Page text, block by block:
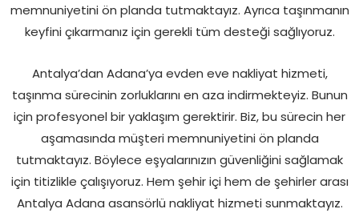
memnuniyetini ön planda tutmaktayız. Ayrıca taşınmanın
keyfini çıkarmanız için gerekli tüm desteği sağlıyoruz.
Antalya’dan Adana’ya evden eve nakliyat hizmeti,
taşınma sürecinin zorluklarını en aza indirmekteyiz. Bunun
için profesyonel bir yaklaşım gerektirir. Biz, bu sürecin her
aşamasında müşteri memnuniyetini ön planda
tutmaktayız. Böylece eşyalarınızın güvenliğini sağlamak
için titizlikle çalışıyoruz. Hem şehir içi hem de şehirler arası
Antalya Adana asansörlü nakliyat hizmeti sunmaktayız.